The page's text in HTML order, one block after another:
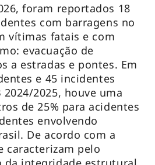
foram reportados 18
com barragens no
vítimas fatais e com
evacuação de
a estradas e pontes. Em
e 45 incidentes
2025, houve uma
de 25% para acidentes
envolvendo
De acordo com a
caracterizam pelo